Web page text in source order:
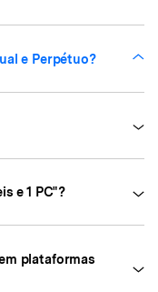
e Perpétuo?
e 1 PC"?
plataformas